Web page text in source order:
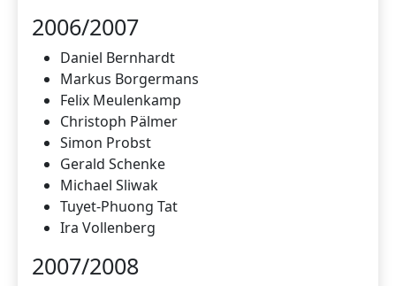
2006/2007
Daniel Bernhardt
Markus Borgermans
Felix Meulenkamp
Christoph Pälmer
Simon Probst
Gerald Schenke
Michael Sliwak
Tuyet-Phuong Tat
Ira Vollenberg
2007/2008